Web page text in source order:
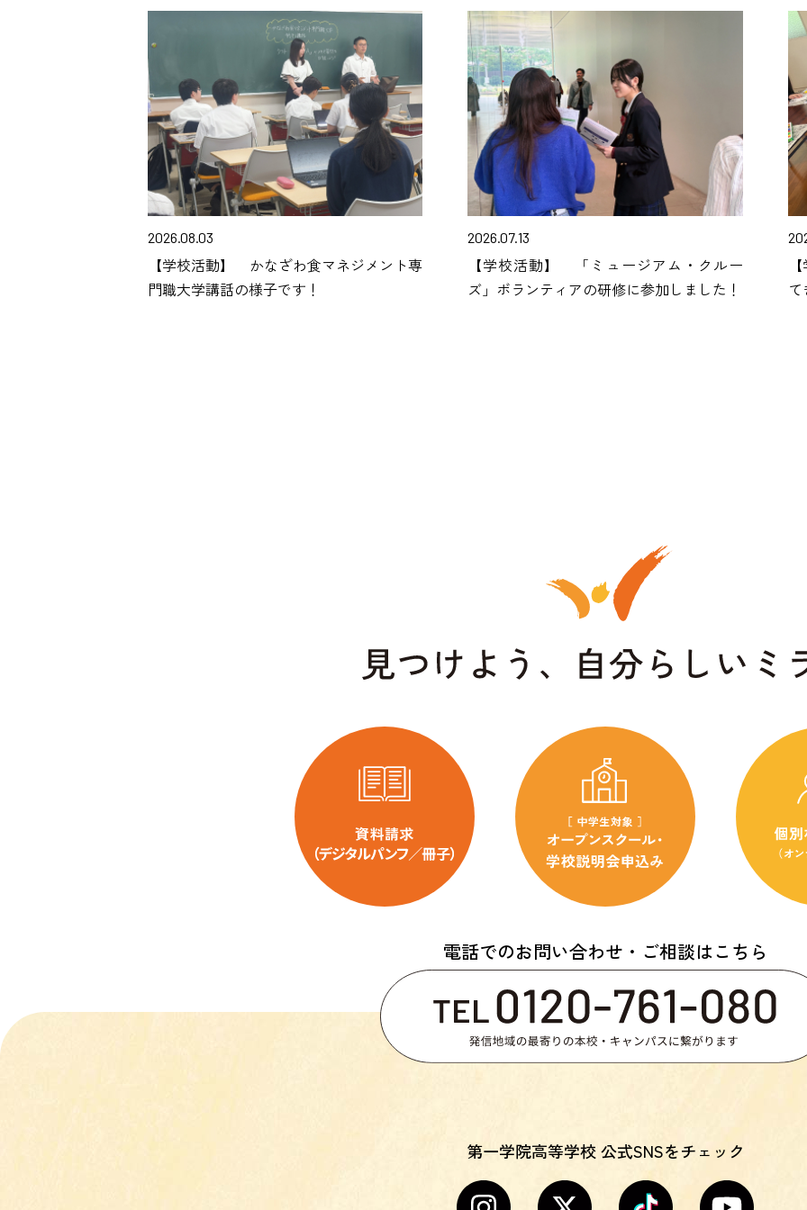
2026.08.03
【学校活動】 かなざわ食マネジメント専
門職大学講話の様子です！
2026.07.13
【学校活動】 「ミュージアム・クルー
ズ」ボランティアの研修に参加しました！
電話でのお問い合わせ・ご相談はこちら
第一学院高等学校 公式SNSをチェック